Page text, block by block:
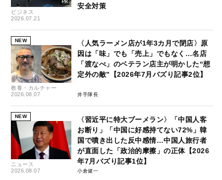
ビジネス
2026.07.21
安全対策
NEW
教養・カルチャー
2026.08.07
〈人気ラーメン店が1年3カ月で閉店〉原
因は「味」でも「売上」でもなく…名店
「渡なべ」のベテラン店主が明かした“想
定外の敵”【2026年7月バズり記事2位】
井手隊長
NEW
ニュース
2026.08.07
〈習近平に特大ブーメラン〉「中国人客
お断り」「中国に好感持てない72%」韓
国で噴き出した反中感情…中国人旅行者
が直面した「政治的摩擦」の正体【2026
年7月バズり記事1位】
小倉健一